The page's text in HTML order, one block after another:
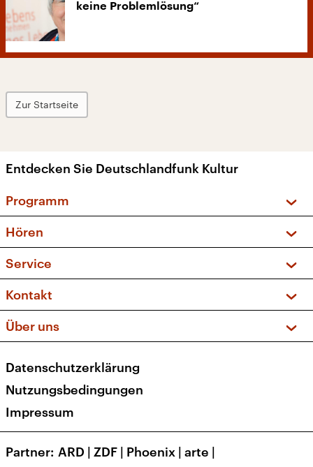
keine Problemlösung“
Zur Startseite
Entdecken Sie Deutschlandfunk Kultur
Programm
Sendungen und Podcasts
Musikliste
Kakadu – Das Kinderprogramm
Hören
Frequenzen (UKW + DAB+)
Service
FAQ
Apps
Newsletter
Veranstaltungen
Kontakt
Social Media
Über uns
Presse
Karriere
Transparenz
Datenschutzerklärung
Nutzungsbedingungen
Impressum
Partner ARD | ZDF | Phoenix | arte |